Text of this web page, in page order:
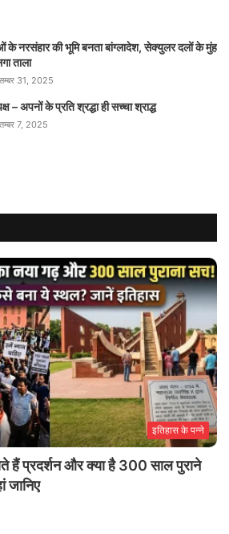
के नरसंहार की भूमि बनता बांग्लादेश, सेक्युलर दलों के मुंह
ताला
31, 2025
– अपनों के प्रति श्रद्धा ही सच्चा श्राद्ध
7, 2025
इतिहास के पन्ने
हैं प्रदर्शन और क्या है 300 साल पुराने
जानिए